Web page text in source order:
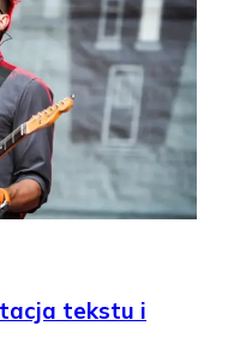
tekstu i